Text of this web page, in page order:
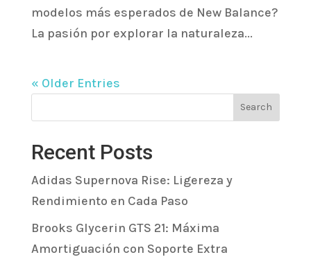
modelos más esperados de New Balance?
La pasión por explorar la naturaleza...
« Older Entries
Search
Recent Posts
Adidas Supernova Rise: Ligereza y
Rendimiento en Cada Paso
Brooks Glycerin GTS 21: Máxima
Amortiguación con Soporte Extra